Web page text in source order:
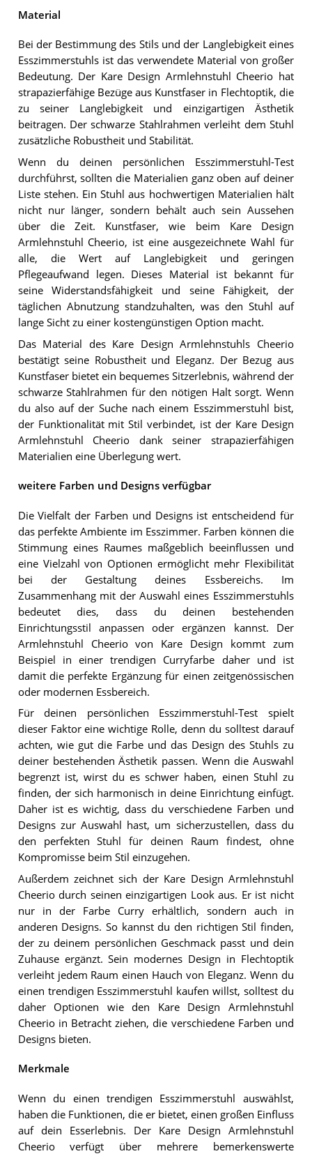
Material
Bei der Bestimmung des Stils und der Langlebigkeit eines
Esszimmerstuhls ist das verwendete Material von großer
Bedeutung. Der Kare Design Armlehnstuhl Cheerio hat
strapazierfähige Bezüge aus Kunstfaser in Flechtoptik, die
zu seiner Langlebigkeit und einzigartigen Ästhetik
beitragen. Der schwarze Stahlrahmen verleiht dem Stuhl
zusätzliche Robustheit und Stabilität.
Wenn du deinen persönlichen Esszimmerstuhl-Test
durchführst, sollten die Materialien ganz oben auf deiner
Liste stehen. Ein Stuhl aus hochwertigen Materialien hält
nicht nur länger, sondern behält auch sein Aussehen
über die Zeit. Kunstfaser, wie beim Kare Design
Armlehnstuhl Cheerio, ist eine ausgezeichnete Wahl für
alle, die Wert auf Langlebigkeit und geringen
Pflegeaufwand legen. Dieses Material ist bekannt für
seine Widerstandsfähigkeit und seine Fähigkeit, der
täglichen Abnutzung standzuhalten, was den Stuhl auf
lange Sicht zu einer kostengünstigen Option macht.
Das Material des Kare Design Armlehnstuhls Cheerio
bestätigt seine Robustheit und Eleganz. Der Bezug aus
Kunstfaser bietet ein bequemes Sitzerlebnis, während der
schwarze Stahlrahmen für den nötigen Halt sorgt. Wenn
du also auf der Suche nach einem Esszimmerstuhl bist,
der Funktionalität mit Stil verbindet, ist der Kare Design
Armlehnstuhl Cheerio dank seiner strapazierfähigen
Materialien eine Überlegung wert.
weitere Farben und Designs verfügbar
Die Vielfalt der Farben und Designs ist entscheidend für
das perfekte Ambiente im Esszimmer. Farben können die
Stimmung eines Raumes maßgeblich beeinflussen und
eine Vielzahl von Optionen ermöglicht mehr Flexibilität
bei der Gestaltung deines Essbereichs. Im
Zusammenhang mit der Auswahl eines Esszimmerstuhls
bedeutet dies, dass du deinen bestehenden
Einrichtungsstil anpassen oder ergänzen kannst. Der
Armlehnstuhl Cheerio von Kare Design kommt zum
Beispiel in einer trendigen Curryfarbe daher und ist
damit die perfekte Ergänzung für einen zeitgenössischen
oder modernen Essbereich.
Für deinen persönlichen Esszimmerstuhl-Test spielt
dieser Faktor eine wichtige Rolle, denn du solltest darauf
achten, wie gut die Farbe und das Design des Stuhls zu
deiner bestehenden Ästhetik passen. Wenn die Auswahl
begrenzt ist, wirst du es schwer haben, einen Stuhl zu
finden, der sich harmonisch in deine Einrichtung einfügt.
Daher ist es wichtig, dass du verschiedene Farben und
Designs zur Auswahl hast, um sicherzustellen, dass du
den perfekten Stuhl für deinen Raum findest, ohne
Kompromisse beim Stil einzugehen.
Außerdem zeichnet sich der Kare Design Armlehnstuhl
Cheerio durch seinen einzigartigen Look aus. Er ist nicht
nur in der Farbe Curry erhältlich, sondern auch in
anderen Designs. So kannst du den richtigen Stil finden,
der zu deinem persönlichen Geschmack passt und dein
Zuhause ergänzt. Sein modernes Design in Flechtoptik
verleiht jedem Raum einen Hauch von Eleganz. Wenn du
einen trendigen Esszimmerstuhl kaufen willst, solltest du
daher Optionen wie den Kare Design Armlehnstuhl
Cheerio in Betracht ziehen, die verschiedene Farben und
Designs bieten.
Merkmale
Wenn du einen trendigen Esszimmerstuhl auswählst,
haben die Funktionen, die er bietet, einen großen Einfluss
auf dein Esserlebnis. Der Kare Design Armlehnstuhl
Cheerio verfügt über mehrere bemerkenswerte